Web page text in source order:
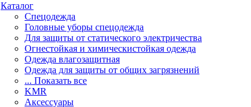
Каталог
Спецодежда
Головные уборы спецодежда
Для защиты от статического электричества
Огнестойкая и химическистойкая одежда
Одежда влагозащитная
Одежда для защиты от общих загрязнений
... Показать все
KMR
Аксессуары